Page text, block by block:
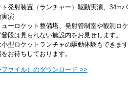
ト発射装置（ランチャー）駆動実演、34m
実演
ーロケット整備塔、発射管制室や観測ロ
段は見られない施設内をお見せします。
型ロケットランチャの駆動体験もできます
お待ちしております。
ァイル）のダウンロード >>